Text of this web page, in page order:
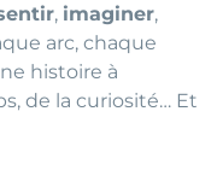
, imaginer,
arc, chaque
histoire à
de la curiosité… Et